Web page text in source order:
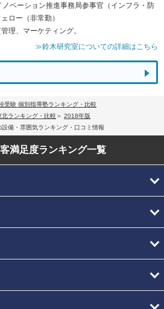
ベーション推進事務局参事官（インフラ・防
ロー（非常勤）
理、マーケティング。
≫鈴木研究室についての詳細はこちら
受験 個別指導塾ランキング・比較
ランキング・比較
2018年版
備・雰囲気ランキング・口コミ情報
満足度ランキング一覧